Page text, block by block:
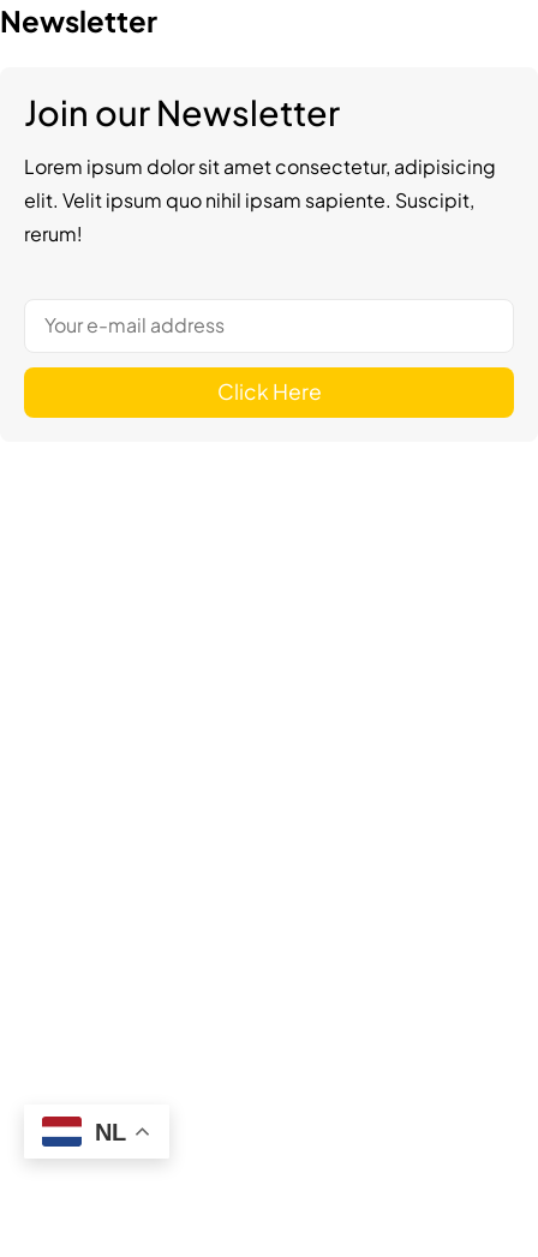
Newsletter
Join our Newsletter
Lorem ipsum dolor sit amet consectetur, adipisicing
elit. Velit ipsum quo nihil ipsam sapiente. Suscipit,
rerum!
Click Here
NieuwPROJECT
Starten?
NL